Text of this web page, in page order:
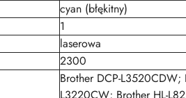
cyan (błękitny)
1
laserowa
2300
Brother DCP-